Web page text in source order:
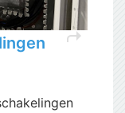
shortcut